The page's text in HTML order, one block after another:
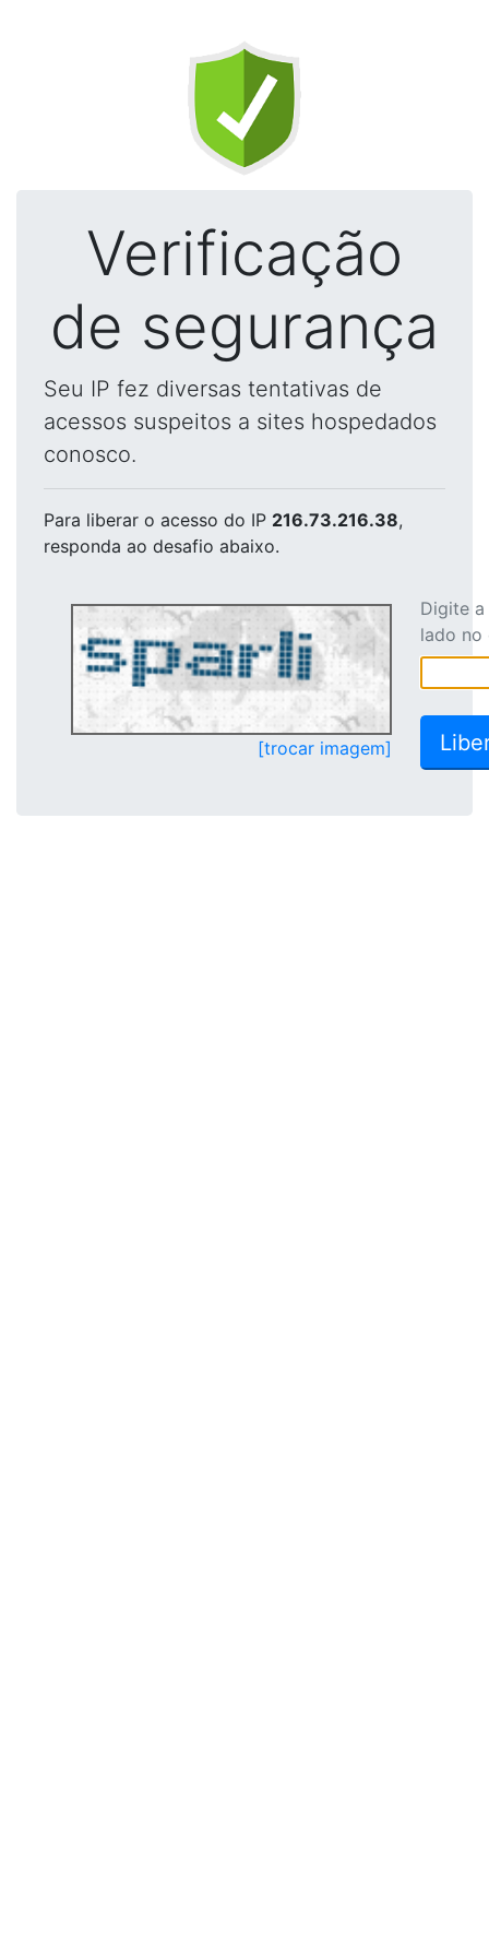
Verificação
de segurança
Seu IP fez diversas tentativas de
acessos suspeitos a sites hospedados
conosco.
Para liberar o acesso do IP 216.73.216.38,
responda ao desafio abaixo.
[trocar imagem]
Digite
lado no